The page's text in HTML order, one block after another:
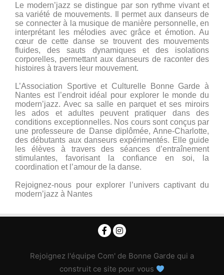
Le modern’jazz se distingue par son rythme vivant et
sa variété de mouvements. Il permet aux danseurs de
se connecter à la musique de manière personnelle, en
interprétant les mélodies avec grâce et émotion. Au
cœur de cette danse se trouvent des mouvements
fluides, des sauts dynamiques et des isolations
corporelles, permettant aux danseurs de raconter des
histoires à travers leur mouvement.
L’Association Sportive et Culturelle Bonne Garde à
Nantes est l’endroit idéal pour explorer le monde du
modern’jazz. Avec sa salle en parquet et ses miroirs
les ados et adultes peuvent pratiquer dans des
conditions exceptionnelles. Nos cours sont conçus par
une professeure de Danse diplômée, Anne-Charlotte,
des débutants aux danseurs expérimentés. Elle guide
les élèves à travers des séances d’entraînement
stimulantes, favorisant la confiance en soi, la
coordination et l’amour de la danse.
Rejoignez-nous pour explorer l’univers captivant du
modern’jazz à Nantes
Rejoignez l'équipe Com' de Bonne Garde qui a
construit ce site pour vous